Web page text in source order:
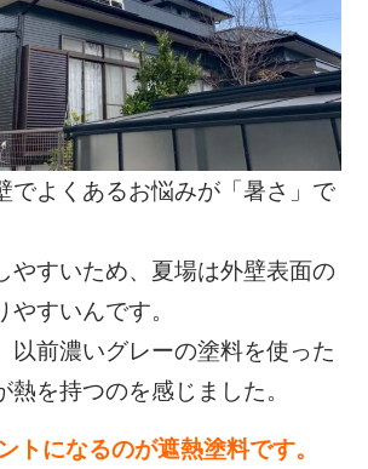
でよくあるお悩みが「暑さ」で
やすいため、夏場は外壁表面の
すいんです。
以前濃いグレーの塗料を使った
熱を持つのを感じました。
トになるのが遮熱塗料です。